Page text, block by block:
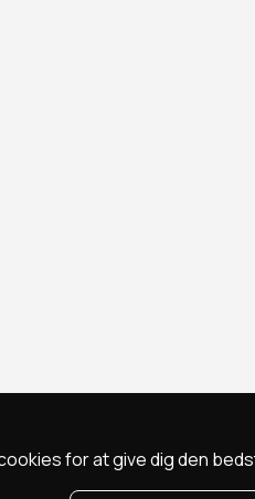
for at give dig den